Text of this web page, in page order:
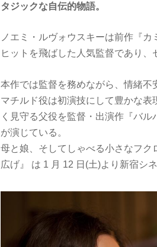
タジックな自伝的物語。
ノエミ・ルヴォウスキーは前作『
ヒットを飛ばした人気監督であり、
本作では監督を務めながら、情緒不
マチルド役は初演技にして豊かな
く見守る父役を監督・出演作『バ
が演じている。
母と娘、そしてしゃべる小さなフ
広げ』 は 1 月 12 日(土)より新宿シ